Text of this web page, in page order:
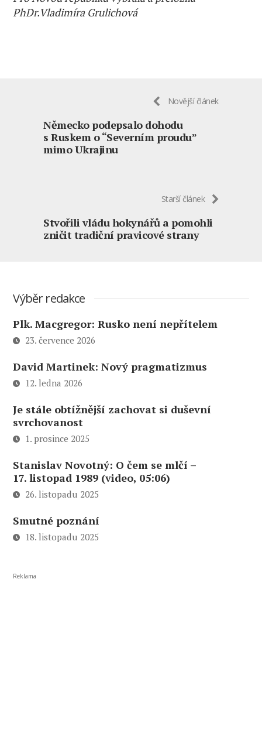
PhDr.Vladimíra Grulichová
Novější článek
Německo podepsalo dohodu
s Ruskem o “Severním proudu”
mimo Ukrajinu
Starší článek
Stvořili vládu hokynářů a pomohli
zničit tradiční pravicové strany
Výběr redakce
Plk. Macgregor: Rusko není nepřítelem
23. července 2026
David Martinek: Nový pragmatizmus
12. ledna 2026
Je stále obtížnější zachovat si duševní
svrchovanost
1. prosince 2025
Stanislav Novotný: O čem se mlčí –
17. listopad 1989 (video, 05:06)
26. listopadu 2025
Smutné poznání
18. listopadu 2025
Reklama